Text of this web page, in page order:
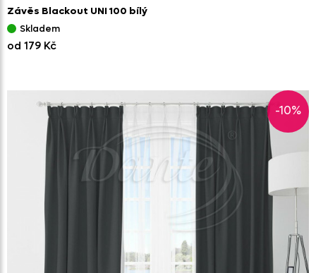
Závěs Blackout UNI 100 bílý
Skladem
od 179 Kč
-10%